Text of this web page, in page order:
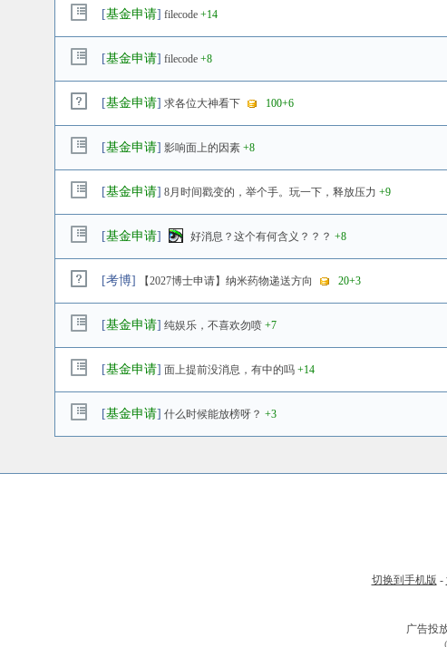
[基金申请] filecode +14
[基金申请] filecode +8
[基金申请] 求各位大神看下 100+6
[基金申请] 影响面上的因素 +8
[基金申请] 8月时间戳变的，举个手。玩一下，释放压力 +9
[基金申请] 好消息？这个有何含义？？？ +8
[考博] 【2027博士申请】纳米药物递送方向 20+3
[基金申请] 纯娱乐，不喜欢勿喷 +7
[基金申请] 面上提前没消息，有中的吗 +14
[基金申请] 什么时候能放榜呀？ +3
切换到手机版 -
广告投